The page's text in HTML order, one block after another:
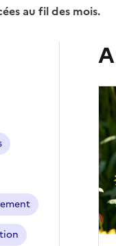
au fil des mois.